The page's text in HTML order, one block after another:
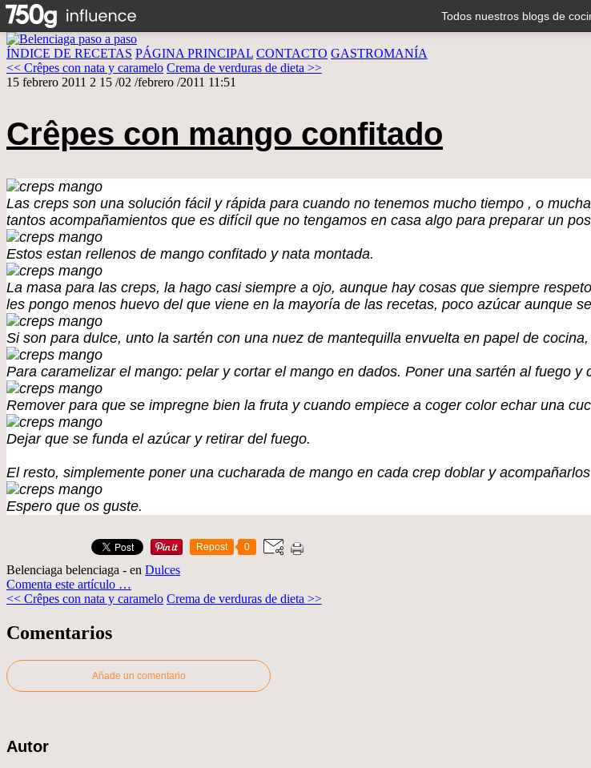
Todos nuestros blogs de
ÍNDICE DE RECETAS PÁGINA PRINCIPAL CONTACTO GASTROMANÍA
<< Crêpes con nata y caramelo Crema de verduras de dieta >>
15 febrero 2011 2 15 /02 /febrero /2011 11:51
Crêpes con mango confitado
Las creps son una solución fácil y rápida para cuando no tenemos mucho tiempo , o
tantos acompañamientos que es difícil que no tengamos en casa algo para preparar un
Estos estan rellenos de mango confitado y nata montada.
La masa para las creps, la hago casi siempre a ojo, aunque hay cosas que siempre
les pongo menos huevo del que viene en la mayoría de las recetas, poco azúcar aunque
Si son para dulce, unto la sartén con una nuez de mantequilla envuelta en papel de
Para caramelizar el mango: pelar y cortar el mango en dados. Poner una sartén al fuego
Remover para que se impregne bien la fruta y cuando empiece a coger color echar una
Dejar que se funda el azúcar y retirar del fuego.
El resto, simplemente poner una cucharada de mango en cada crep doblar y
Espero que os guste.
Repost 0
Belenciaga belenciaga - en Dulces
Comenta este artículo …
<< Crêpes con nata y caramelo Crema de verduras de dieta >>
Comentarios
Añade un comentario
Autor